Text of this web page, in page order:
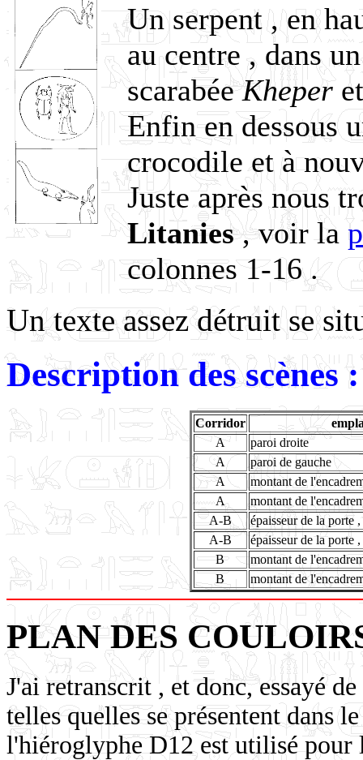
Un serpent , en
au centre , dans
scarabée Kheper
Enfin en dessous
crocodile et à
Juste après nous
Litanies , voir la
colonnes 1-16 .
Un texte assez détruit se
Description des scènes :
Corridor
A
paroi droite
A
paroi de gauche
A
montant de
A
montant de
A-B
épaisseur de la porte
A-B
épaisseur de la porte
B
montant de
B
montant de
PLAN DES
J'ai retranscrit , et donc, essayé
telles quelles se présentent dans
l'hiéroglyphe D12 est utilisé pour